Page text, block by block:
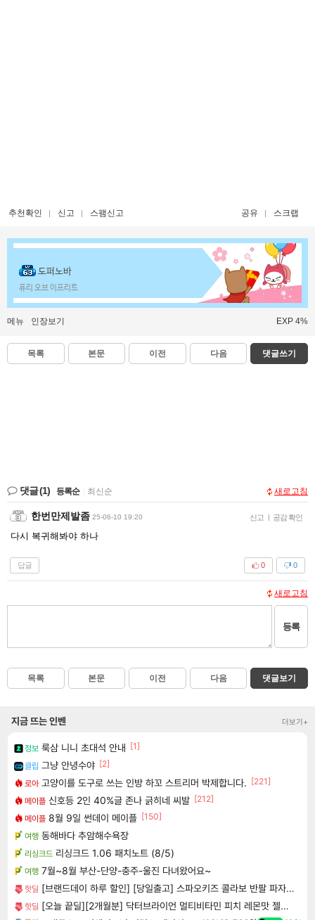
추천확인 신고 스팸신고 공유 스크랩
도퍼노바
퓨리 오브 이프리트
메뉴 인장보기 EXP 4%
목록 본문 이전 다음 댓글쓰기
댓글(1) 등록순 최신순 새로고침
한번만제발좀 25-06-10 19:20 신고 | 공감 확인
다시 복귀해봐야 하나
답글 0
0
새로고침
등록
목록 본문 이전 다음 댓글보기
지금 뜨는 인벤 더보기+
정보 룩삼 니니 초대석 안내 [1]
클립 그냥 안녕수야 [2]
로아 고양이를 도구로 쓰는 인방 하꼬 스트리머 박제합니다. [221]
메이플 신호등 2인 40%글 존나 긁히네 씨발 [212]
메이플 8월 9일 썬데이 메이플 [150]
여행 동해바다 추암해수욕장
리싱크드 리싱크드 1.06 패치노트 (8/5)
여행 7월~8월 부산-단양-충주-울진 다녀왔어요~
핫딜 [브랜드데이 하루 할인] [당일출고] 스파오키즈 콜라보 반팔 파자마 모음
핫딜 [오늘 끝딜][2개월분] 닥터브라이언 멀티비타민 피치 레몬맛 젤리 멀티구미 100구미, 2개